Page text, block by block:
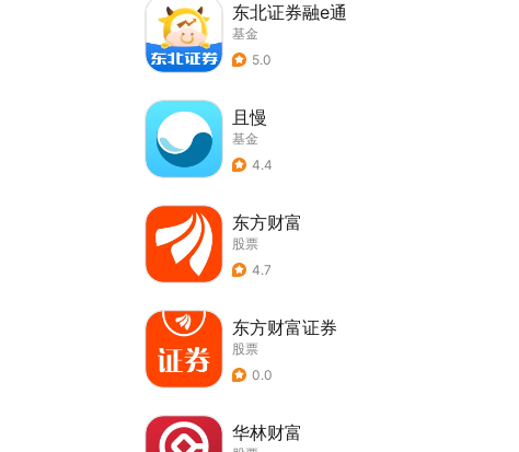
东北证券融e通
基金
5.0
且慢
基金
4.4
东方财富
股票
4.7
东方财富证券
股票
0.0
华林财富